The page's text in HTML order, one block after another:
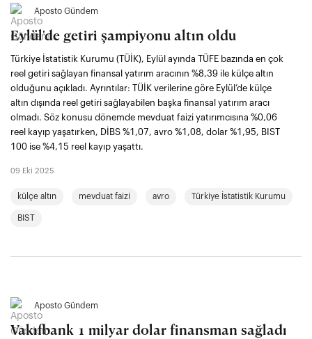
Aposto Gündem
Eylül'de getiri şampiyonu altın oldu
Türkiye İstatistik Kurumu (TÜİK), Eylül ayında TÜFE bazında en çok
reel getiri sağlayan finansal yatırım aracının %8,39 ile külçe altın
olduğunu açıkladı. Ayrıntılar: TÜİK verilerine göre Eylül’de külçe
altın dışında reel getiri sağlayabilen başka finansal yatırım aracı
olmadı. Söz konusu dönemde mevduat faizi yatırımcısına %0,06
reel kayıp yaşatırken, DİBS %1,07, avro %1,08, dolar %1,95, BIST
100 ise %4,15 reel kayıp yaşattı.
09 Eki 2025
külçe altın mevduat faizi avro Türkiye İstatistik Kurumu
BIST
Aposto Gündem
Vakıfbank 1 milyar dolar finansman sağladı